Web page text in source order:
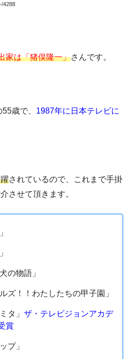
4288
家は「猪俣隆一」さんです。
歳で、 1987年に日本テレビに
されているので、これまで手掛
させて頂きます。
の物語」
ズ！！わたしたちの甲子園」
タ」 ザ・テレビジョンアカデ
賞
プ」